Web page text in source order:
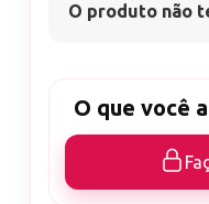
O produto não
O que você